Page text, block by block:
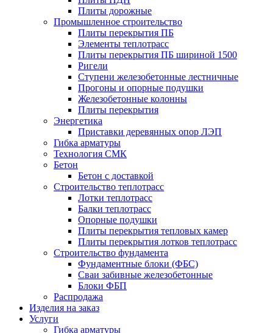
Плиты дорожные
Промышленное строительство
Плиты перекрытия ПБ
Элементы теплотрасс
Плиты перекрытия ПБ шириной 1500
Ригели
Ступени железобетонные лестничные
Прогоны и опорные подушки
Железобетонные колонны
Плиты перекрытия
Энергетика
Приставки деревянных опор ЛЭП
Гибка арматуры
Технология СМК
Бетон
Бетон с доставкой
Строительство теплотрасс
Лотки теплотрасс
Балки теплотрасс
Опорные подушки
Плиты перекрытия тепловых камер
Плиты перекрытия лотков теплотрасс
Строительство фундамента
Фундаментные блоки (ФБС)
Сваи забивные железобетонные
Блоки ФБП
Распродажа
Изделия на заказ
Услуги
Гибка арматуры